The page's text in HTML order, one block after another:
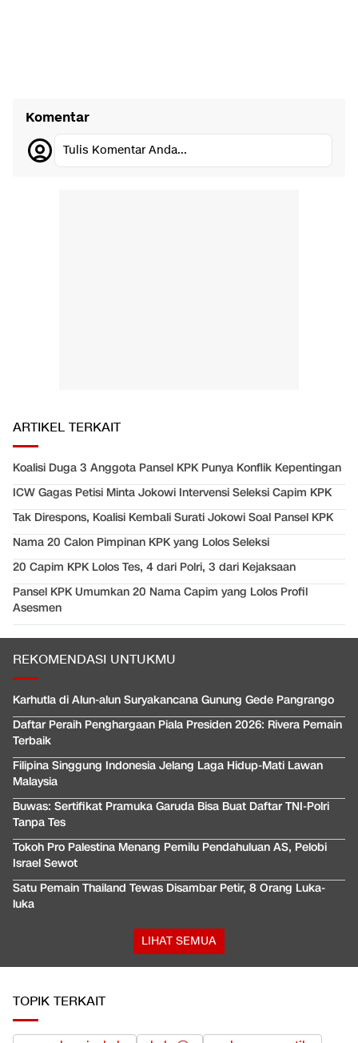
Komentar
Tulis Komentar Anda...
ARTIKEL TERKAIT
Koalisi Duga 3 Anggota Pansel KPK Punya Konflik Kepentingan
ICW Gagas Petisi Minta Jokowi Intervensi Seleksi Capim KPK
Tak Direspons, Koalisi Kembali Surati Jokowi Soal Pansel KPK
Nama 20 Calon Pimpinan KPK yang Lolos Seleksi
20 Capim KPK Lolos Tes, 4 dari Polri, 3 dari Kejaksaan
Pansel KPK Umumkan 20 Nama Capim yang Lolos Profil
Asesmen
REKOMENDASI UNTUKMU
Karhutla di Alun-alun Suryakancana Gunung Gede Pangrango
Daftar Peraih Penghargaan Piala Presiden 2026: Rivera Pemain
Terbaik
Filipina Singgung Indonesia Jelang Laga Hidup-Mati Lawan
Malaysia
Buwas: Sertifikat Pramuka Garuda Bisa Buat Daftar TNI-Polri
Tanpa Tes
Tokoh Pro Palestina Menang Pemilu Pendahuluan AS, Pelobi
Israel Sewot
Satu Pemain Thailand Tewas Disambar Petir, 8 Orang Luka-
luka
LIHAT SEMUA
TOPIK TERKAIT